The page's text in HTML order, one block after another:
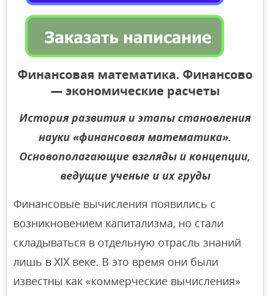
Финансовая математика. Финансово
— экономические расчеты
История развития и этапы становления
науки «финансовая математика».
Основополагающие взгляды и концепции,
ведущие ученые и их груды
Финансовые вычисления появились с
возникновением капитализма, но стали
складываться в отдельную отрасль знаний
лишь в XIX веке. В это время они были
известны как «коммерческие вычисления»